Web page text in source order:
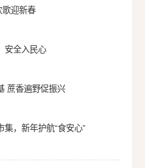
歌迎新春
安全入民心
蔗香遍野促振兴
，新年护航“食安心”